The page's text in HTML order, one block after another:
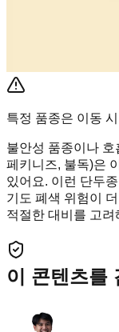
특정 품종은 이동
불안성 품종이나
페키니즈, 불독)은
있어요. 이런 단두
기도 폐색 위험이
적절한 대비를 고려
이 콘텐츠를